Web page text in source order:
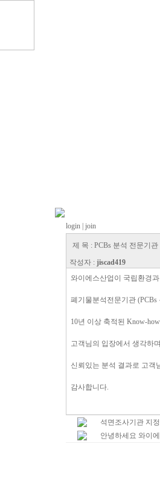
login | join
제 목 : PCBs 분석 전문기관
작성자 : jiscad419
와이에스산업이 국립환경
폐기물분석전문기관
10년 이상 축적된 Know-
고객님의 입장에서 생각하
신뢰있는 분석 결과로 고객
감사합니다.
석면조사기관 지정
안녕하세요 와이